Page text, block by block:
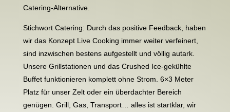
Catering-Alternative.
Stichwort Catering: Durch das positive Feedback, haben
wir das Konzept Live Cooking immer weiter verfeinert,
sind inzwischen bestens aufgestellt und völlig autark.
Unsere Grillstationen und das Crushed Ice-gekühlte
Buffet funktionieren komplett ohne Strom. 6×3 Meter
Platz für unser Zelt oder ein überdachter Bereich
genügen. Grill, Gas, Transport… alles ist startklar, wir